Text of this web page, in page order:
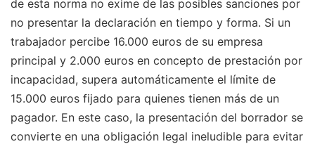
de esta norma no exime de las posibles sanciones por
no presentar la declaración en tiempo y forma. Si un
trabajador percibe 16.000 euros de su empresa
principal y 2.000 euros en concepto de prestación por
incapacidad, supera automáticamente el límite de
15.000 euros fijado para quienes tienen más de un
pagador. En este caso, la presentación del borrador se
convierte en una obligación legal ineludible para evitar